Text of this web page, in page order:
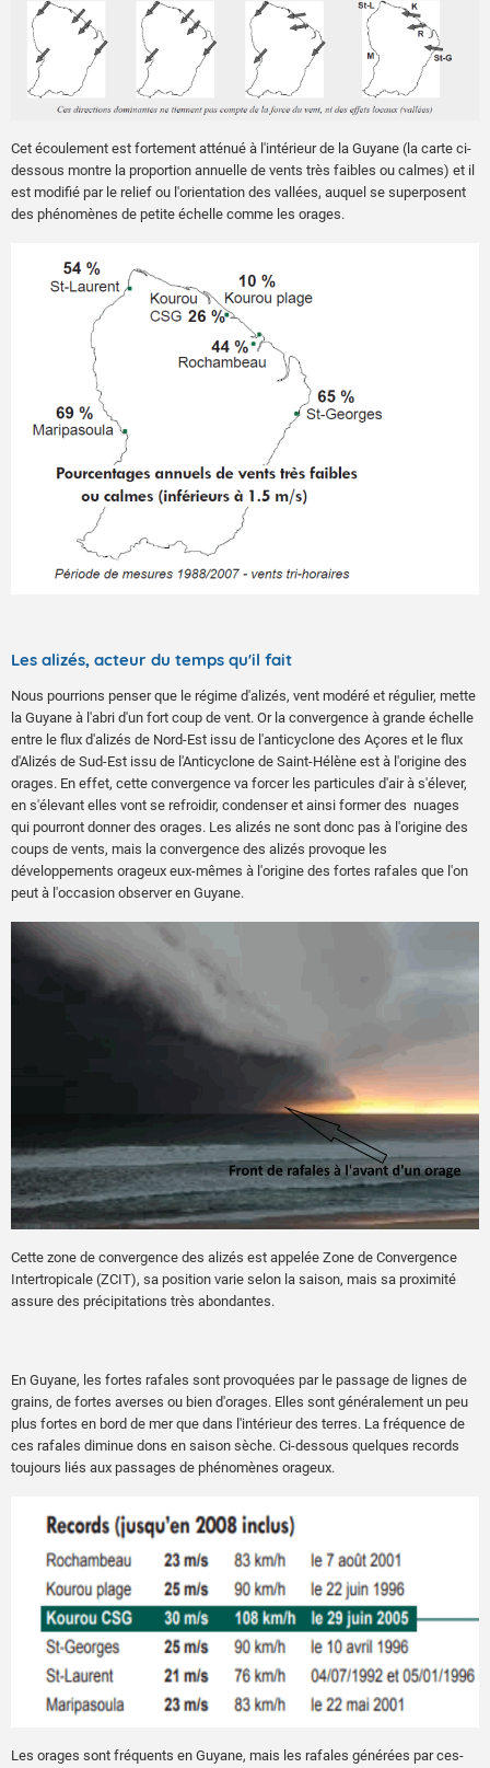
Cet écoulement est fortement atténué à l'intérieur de la Guyane (la carte ci-
dessous montre la proportion annuelle de vents très faibles ou calmes) et il
est modifié par le relief ou l'orientation des vallées, auquel se superposent
des phénomènes de petite échelle comme les orages.
Les alizés, acteur du temps qu'il fait
Nous pourrions penser que le régime d'alizés, vent modéré et régulier, mette
la Guyane à l'abri d'un fort coup de vent. Or la convergence à grande échelle
entre le flux d'alizés de Nord-Est issu de l'anticyclone des Açores et le flux
d'Alizés de Sud-Est issu de l'Anticyclone de Saint-Hélène est à l'origine des
orages. En effet, cette convergence va forcer les particules d'air à s'élever,
en s'élevant elles vont se refroidir, condenser et ainsi former des nuages
qui pourront donner des orages. Les alizés ne sont donc pas à l'origine des
coups de vents, mais la convergence des alizés provoque les
développements orageux eux-mêmes à l'origine des fortes rafales que l'on
peut à l'occasion observer en Guyane.
Cette zone de convergence des alizés est appelée Zone de Convergence
Intertropicale (ZCIT), sa position varie selon la saison, mais sa proximité
assure des précipitations très abondantes.
En Guyane, les fortes rafales sont provoquées par le passage de lignes de
grains, de fortes averses ou bien d'orages. Elles sont généralement un peu
plus fortes en bord de mer que dans l'intérieur des terres. La fréquence de
ces rafales diminue dons en saison sèche. Ci-dessous quelques records
toujours liés aux passages de phénomènes orageux.
Les orages sont fréquents en Guyane, mais les rafales générées par ces-